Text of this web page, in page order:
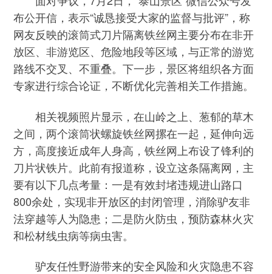
布公开信，表示“诚恳接受大家的监督与批评”，称
网友反映的滚筒式刀片隔离铁丝网主要分布在非开
放区、非游览区、危险地段等区域，与正常的游览
路线不交叉、不重叠。下一步，景区将组织各方面
专家进行综合论证，不断优化完善相关工作措施。
相关视频照片显示，在山岭之上、葱郁的草木
之间，两个滚筒状螺旋铁丝网摞在一起，延伸向远
方，高度接近成年人身高，铁丝网上布设了锋利的
刀片状铁片。此前有报道称，设立这条隔离网，主
要有以下几点考量：一是有效封堵违规进山路口
800余处，实现非开放区的封闭管理，消除驴友非
法穿越等人为隐患；二是防火防虫，预防森林火灾
和松材线虫病等病虫害。
驴友任性野游带来的安全风险和火灾隐患不容